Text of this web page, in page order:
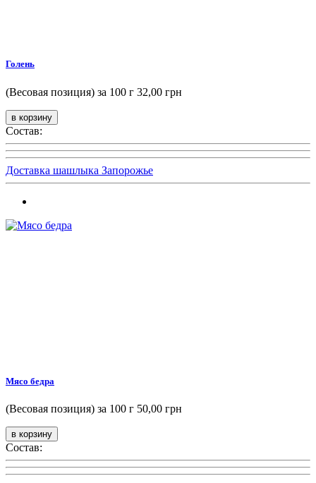
Голень
(Весовая позиция) за 100 г 32,00 грн
Состав:
Доставка шашлыка Запорожье
Мясо бедра
(Весовая позиция) за 100 г 50,00 грн
Состав: